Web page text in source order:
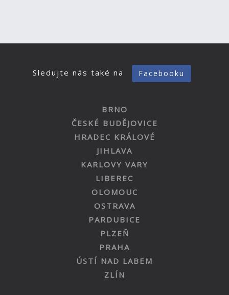
Sledujte nás také na Facebooku
BRNO
ČESKÉ BUDĚJOVICE
HRADEC KRÁLOVÉ
JIHLAVA
KARLOVY VARY
LIBEREC
OLOMOUC
OSTRAVA
PARDUBICE
PLZEŇ
PRAHA
ÚSTÍ NAD LABEM
ZLÍN